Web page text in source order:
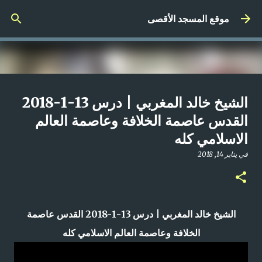
التخطي إلى المحتوى الرئيسيموقع المسجد الأقصى
صلاة المغرب مباشر من المسجد
الأقصى المبارك | الاثنين 21-4-2025م
في أبريل 21, 2025
الشيخ خالد المغربي | درس 13-1-2018
القدس عاصمة الخلافة وعاصمة العالم
الاسلامي كله
في يناير 14, 2018
الشيخ خالد المغربي | درس 13-1-2018 القدس عاصمة
الخلافة وعاصمة العالم الاسلامي كله